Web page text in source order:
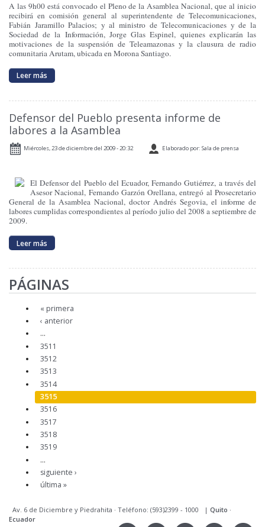
A las 9h00 está convocado el Pleno de la Asamblea Nacional, que al inicio
recibirá en comisión general al superintendente de Telecomunicaciones,
Fabián Jaramillo Palacios; y al ministro de Telecomunicaciones y de la
Sociedad de la Información, Jorge Glas Espinel, quienes explicarán las
motivaciones de la suspensión de Teleamazonas y la clausura de radio
comunitaria Arutam, ubicada en Morona Santiago.
Leer más
Defensor del Pueblo presenta informe de
labores a la Asamblea
Miércoles, 23 de diciembre del 2009 - 20:32 Elaborado por: Sala de prensa
El Defensor del Pueblo del Ecuador, Fernando Gutiérrez, a través del
Asesor Nacional, Fernando Garzón Orellana, entregó al Prosecretario
General de la Asamblea Nacional, doctor Andrés Segovia, el informe de
labores cumplidas correspondientes al período julio del 2008 a septiembre de
2009.
Leer más
PÁGINAS
« primera
‹ anterior
…
3511
3512
3513
3514
3515
3516
3517
3518
3519
…
siguiente ›
última »
Av. 6 de Diciembre y Piedrahita · Teléfono: (593)2399 - 1000 | Quito ·
Ecuador